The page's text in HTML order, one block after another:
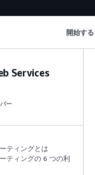
開始する
Services
ー
ティングとは
ティングの 6 つの利